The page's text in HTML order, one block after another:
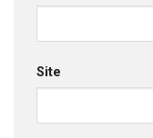
Site